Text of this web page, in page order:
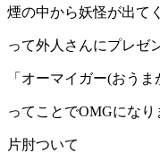
煙の中から妖怪が出て
って外人さんにプレゼ
「オーマイガー(おう
ってことでOMGになり
片肘ついて